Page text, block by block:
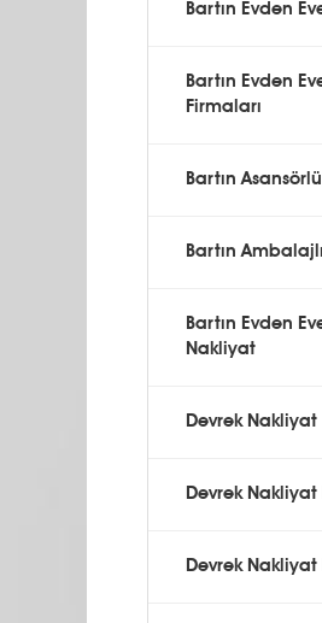
Bartın Evden
Bartın Evden
Firmaları
Bartın
Bartın
Bartın Evden
Nakliyat
Devrek Nakliyat
Devrek Nakliyat
Devrek Nakliyat